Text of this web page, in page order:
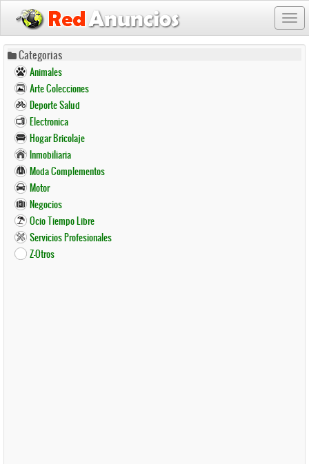
Pasar
contenido
principal
Categorias
Animales
Arte Colecciones
Deporte Salud
Electronica
Hogar Bricolaje
Inmobiliaria
Moda Complementos
Motor
Negocios
Ocio Tiempo Libre
Servicios Profesionales
Z-Otros